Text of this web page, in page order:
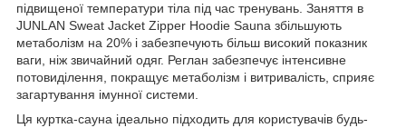
підвищеної температури тіла під час тренувань. Заняття в
JUNLAN Sweat Jacket Zipper Hoodie Sauna збільшують
метаболізм на 20% і забезпечують більш високий показник
ваги, ніж звичайний одяг. Реглан забезпечує інтенсивне
потовиділення, покращує метаболізм і витривалість, сприяє
загартування імунної системи.
Ця куртка-сауна ідеально підходить для користувачів будь-